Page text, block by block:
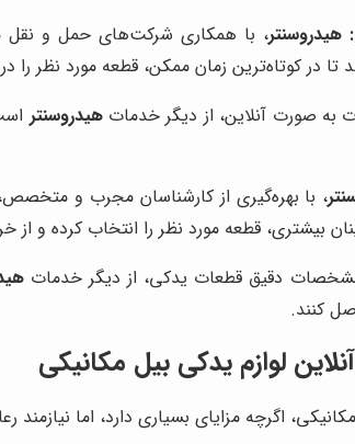
هیدروسنتر، با همکاری شرکت‌های حمل و نقل
در کوتاه‌ترین زمان ممکن، قطعه مورد نظر را
به صورت آنلاین، از دیگر خدماتهیدروسنتر
، با بهره‌گیری از کارشناسان مجرب و
بیشتری، قطعه مورد نظر را انتخاب کرده و
مشخصات دقیق قطعات یدکی، از دیگر خدمات
کنند.
لوازم یدکی بیل مکانیکی
اگرچه مزایای بسیاری دارد، اما